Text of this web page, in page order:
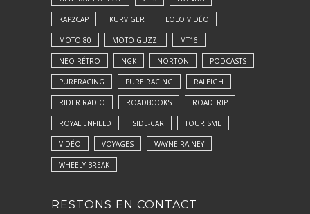
KAP2CAP KURVIGER LOLO VIDÉO
MOTO 80 MOTO GUZZI MT16
NEO-RÉTRO NGK NORTON PODCASTS
PURERACING PURE RACING RALEIGH
RIDER RADIO ROADBOOKS ROADTRIP
ROYAL ENFIELD SIDE-CAR TOURISME
VIDÉO VOYAGES WAYNE RAINEY
WHEELY BREAK
RESTONS EN CONTACT